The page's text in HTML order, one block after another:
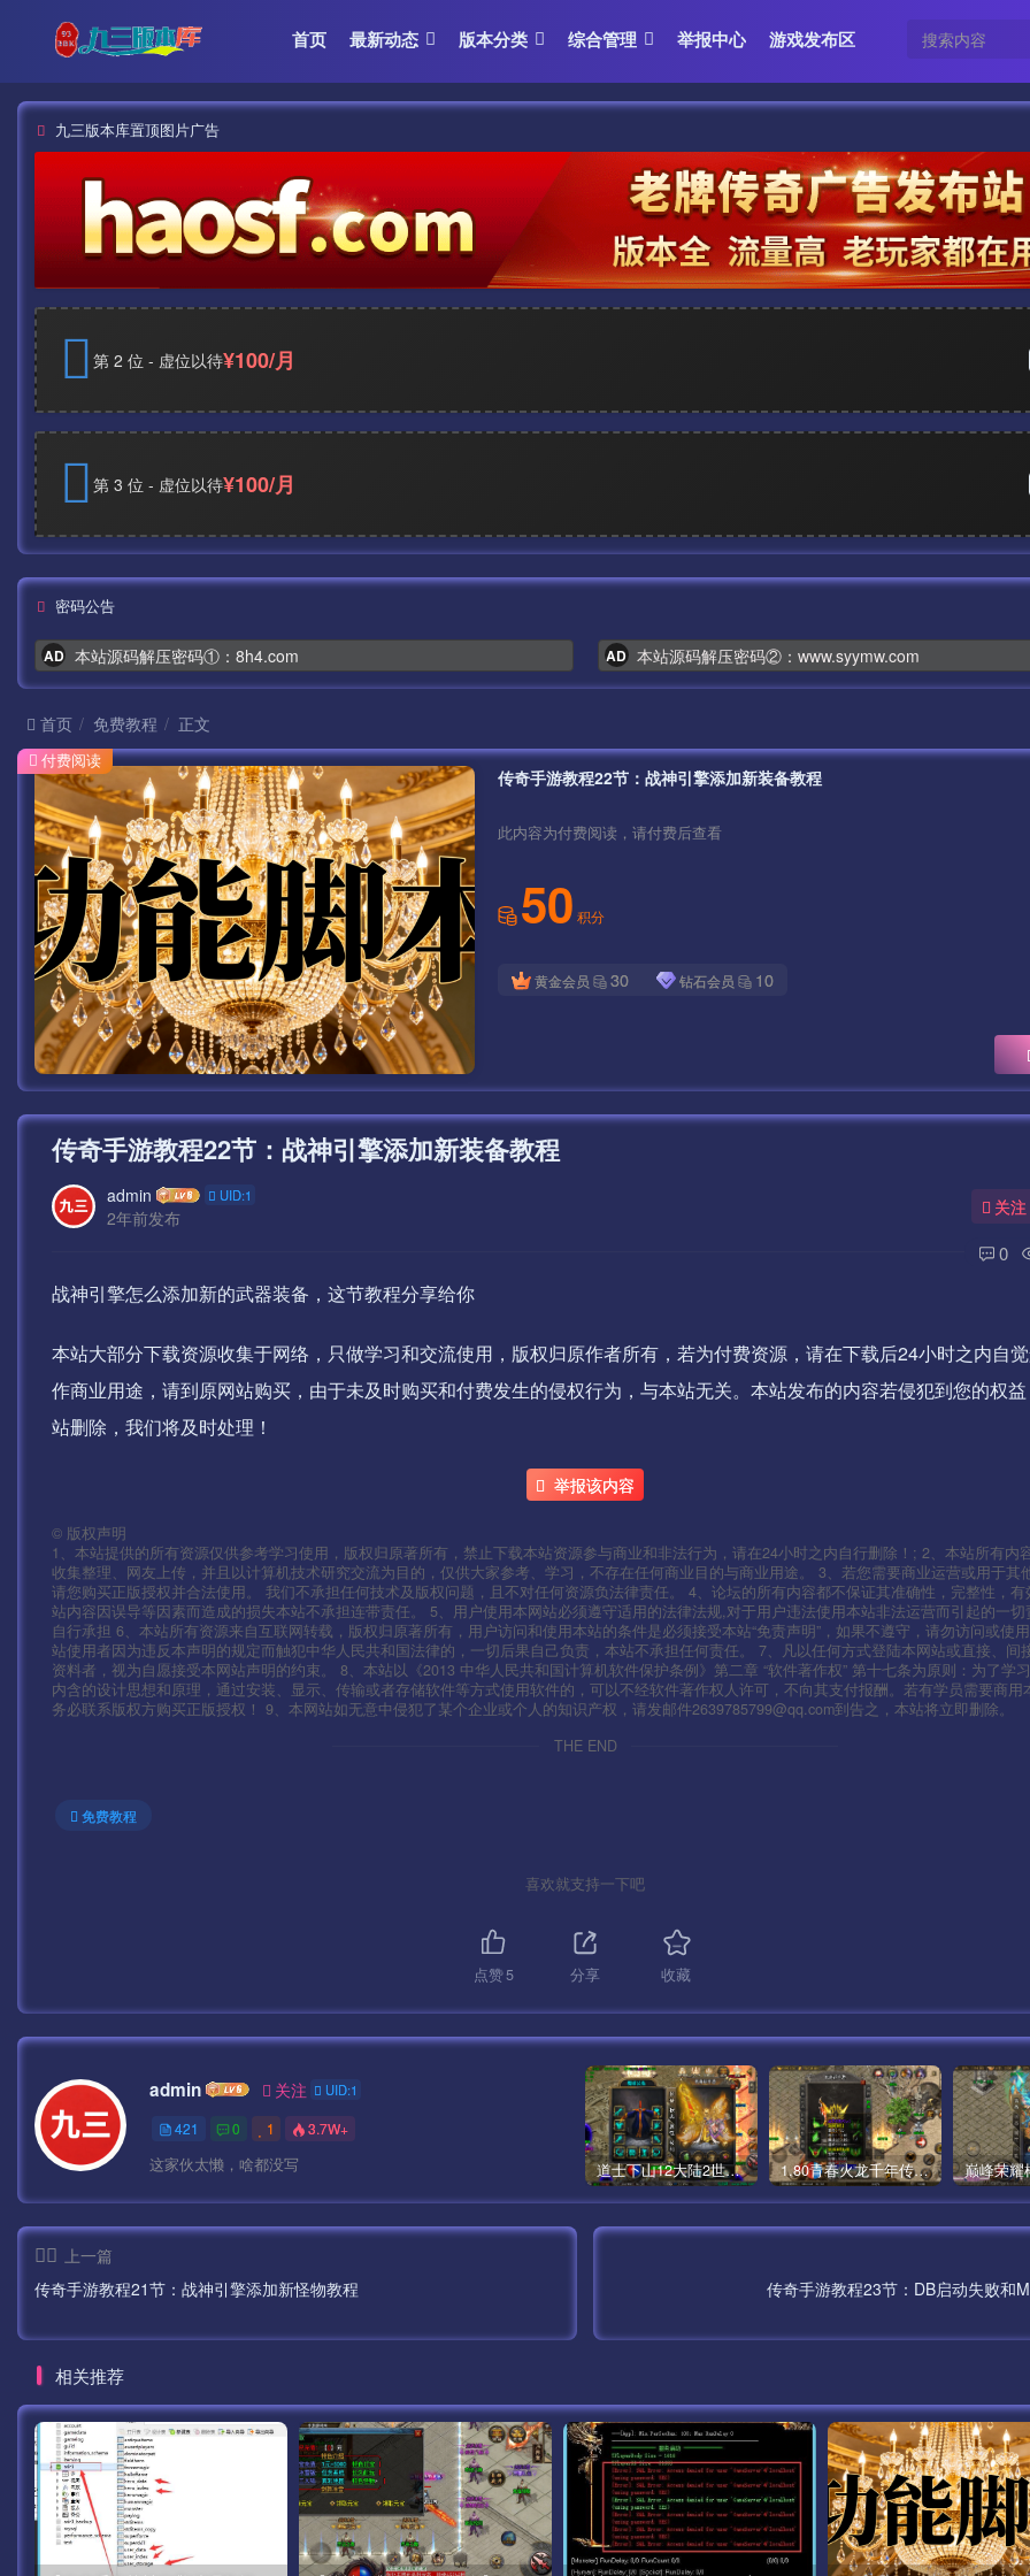
首页 最新动态 版本分类 综合管理 举报中心 游戏发布区
九三版本库置顶图片广告
第 2 位 - 虚位以待¥100/月
第 3 位 - 虚位以待¥100/月
密码公告
AD 本站源码解压密码①：8h4.com AD 本站源码解压密码②：www.syymw.com
首页 免费教程 正文
传奇手游教程22节：战神引擎添加新装备教程
此内容为付费阅读，请付费后查看
50 积分
黄金会员 30 钻石会员 10
付费阅读
传奇手游教程22节：战神引擎添加新装备教程
admin UID:1
2年前发布 关注
0
战神引擎怎么添加新的武器装备，这节教程分享给你
本站大部分下载资源收集于网络，只做学习和交流使用，版权归原作者所有，若为付费资源，请在下载后24小时之内自
作商业用途，请到原网站购买，由于未及时购买和付费发生的侵权行为，与本站无关。本站发布的内容若侵犯到您的权
站删除，我们将及时处理！
举报该内容
© 版权声明
1、本站提供的所有资源仅供参考学习使用，版权归原著所有，禁止下载本站资源参与商业和非法行为，请在24小时之内自行删除！; 2、本站所有内
收集整理、网友上传，并且以计算机技术研究交流为目的，仅供大家参考、学习，不存在任何商业目的与商业用途。 3、若您需要商业运营或用于其
请您购买正版授权并合法使用。 我们不承担任何技术及版权问题，且不对任何资源负法律责任。 4、论坛的所有内容都不保证其准确性，完整性，
站内容因误导等因素而造成的损失本站不承担连带责任。 5、用户使用本网站必须遵守适用的法律法规,对于用户违法使用本站非法运营而引起的一
自行承担 6、本站所有资源来自互联网转载，版权归原著所有，用户访问和使用本站的条件是必须接受本站“免责声明”，如果不遵守，请勿访问或使
站使用者因为违反本声明的规定而触犯中华人民共和国法律的，一切后果自己负责，本站不承担任何责任。 7、凡以任何方式登陆本网站或直接、间
资料者，视为自愿接受本网站声明的约束。 8、本站以《2013 中华人民共和国计算机软件保护条例》第二章 “软件著作权” 第十七条为原则：为了学
内含的设计思想和原理，通过安装、显示、传输或者存储软件等方式使用软件的，可以不经软件著作权人许可，不向其支付报酬。若有学员需要商用
务必联系版权方购买正版授权！ 9、本网站如无意中侵犯了某个企业或个人的知识产权，请发邮件2639785799@qq.com到告之，本站将立即删除。
THE END
免费教程
喜欢就支持一下吧
点赞5 分享 收藏
admin 关注 UID:1
421 0 1 3.7W+
这家伙太懒，啥都没写 道士下山12大陆2世界僵尸传奇手游版本[白猪3] 1.80青春火龙千年传奇手游完整版[白猪5]
上一篇
传奇手游教程21节：战神引擎添加新怪物教程
传奇手游教程23节：DB启动失败和
相关推荐